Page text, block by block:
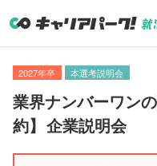
2027年卒 本選考説明会
業界ナンバーワン
約】 企業説明会